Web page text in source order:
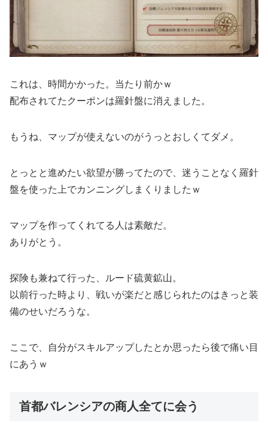
これは、時間かかった。当たり前かｗ
配布されてたクーポンは羅針盤に消えました。
もうね、マップが使えないのがうっとおしくてダメ。
とっとと進めたい欲望が勝ってたので、迷うことなく羅針
盤を使った上でカンニングしまくりましたｗ
マップを作ってくれてる人は素敵だ。
ありがとう。
探険も兼ねて行った、ルード硫黄鉱山。
以前行った時より、戦いが楽だと感じられたのはきっと装
備のせいだろうな。
ここで、自分がスキルアップしたとか思ったら後で痛い目
にあうｗ
首都バレンシアの商人全てに会う